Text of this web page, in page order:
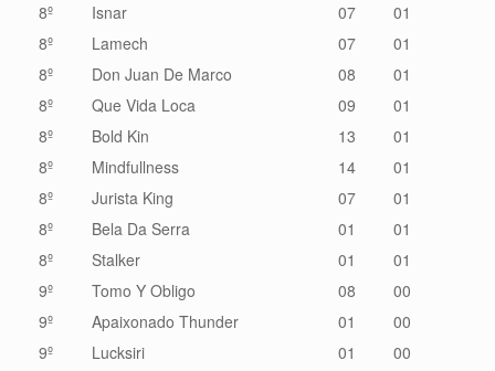
8º
Isnar 07
01
8º
Lamech 07
01
8º
Don Juan De Marco 08
01
8º
Que Vida Loca 09
01
8º
Bold Kin 13
01
8º
Mindfullness 14
01
8º
Jurista King 07
01
8º
Bela Da Serra 01
01
8º
Stalker 01
01
9º
Tomo Y Obligo 08
00
9º
Apaixonado Thunder 01
00
9º
Lucksiri 01
00